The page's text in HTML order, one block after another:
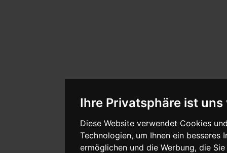
Ihre Privatsphäre ist
Diese Website verwendet Cookies
Technologien, um Ihnen ein besseres
ermöglichen und die Werbung, die